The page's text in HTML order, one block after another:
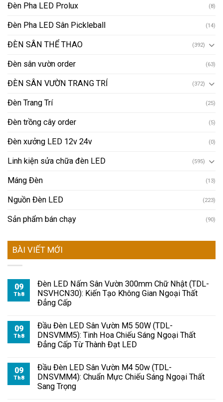
Đèn Pha LED Prolux (8)
Đèn Pha LED Sân Pickleball (14)
ĐÈN SÂN THỂ THAO (392)
Đèn sân vườn order (63)
ĐÈN SÂN VƯỜN TRANG TRÍ (372)
Đèn Trang Trí (25)
Đèn trồng cây order (5)
Đèn xưởng LED 12v 24v (0)
Linh kiện sửa chữa đèn LED (595)
Máng Đèn (13)
Nguồn Đèn LED (223)
Sản phẩm bán chạy (90)
BÀI VIẾT MỚI
09
Th8
Đèn LED Nấm Sân Vườn 300mm Chữ Nhật (TDL-
NSVHCN30): Kiến Tạo Không Gian Ngoại Thất
Đẳng Cấp
09
Th8
Đầu Đèn LED Sân Vườn M5 50W (TDL-
DNSVMM5): Tinh Hoa Chiếu Sáng Ngoại Thất
Đẳng Cấp Từ Thành Đạt LED
09
Th8
Đầu Đèn LED Sân Vườn M4 50w (TDL-
DNSVMM4): Chuẩn Mực Chiếu Sáng Ngoại Thất
Sang Trọng